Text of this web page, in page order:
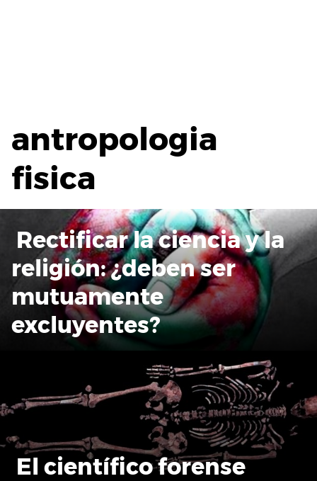
antropologia
fisica
Rectificar la ciencia y la
religión: ¿deben ser
mutuamente
excluyentes?
El científico forense